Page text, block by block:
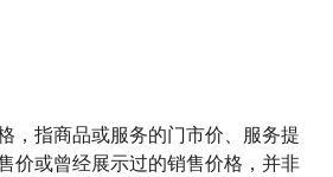
，指商品或服务的门市价、服务提
价或曾经展示过的销售价格，并非